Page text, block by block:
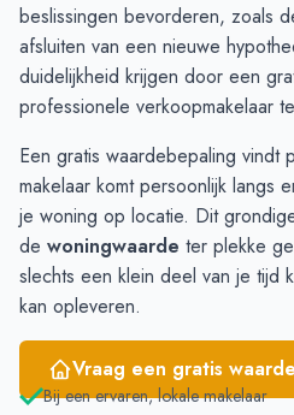
beslissingen bevorderen, zoals
afsluiten van een nieuwe
duidelijkheid krijgen door een
professionele verkoopmakelaar
Een gratis waardebepaling vindt
makelaar komt persoonlijk langs
je woning op locatie. Dit
de woningwaarde ter plekke
slechts een klein deel van je tijd
kan opleveren.
Vraag een gratis
Bij een ervaren, lokale makelaar